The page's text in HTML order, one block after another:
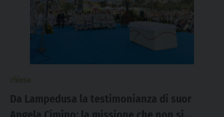
Da Lampedusa la testimonianza di suor